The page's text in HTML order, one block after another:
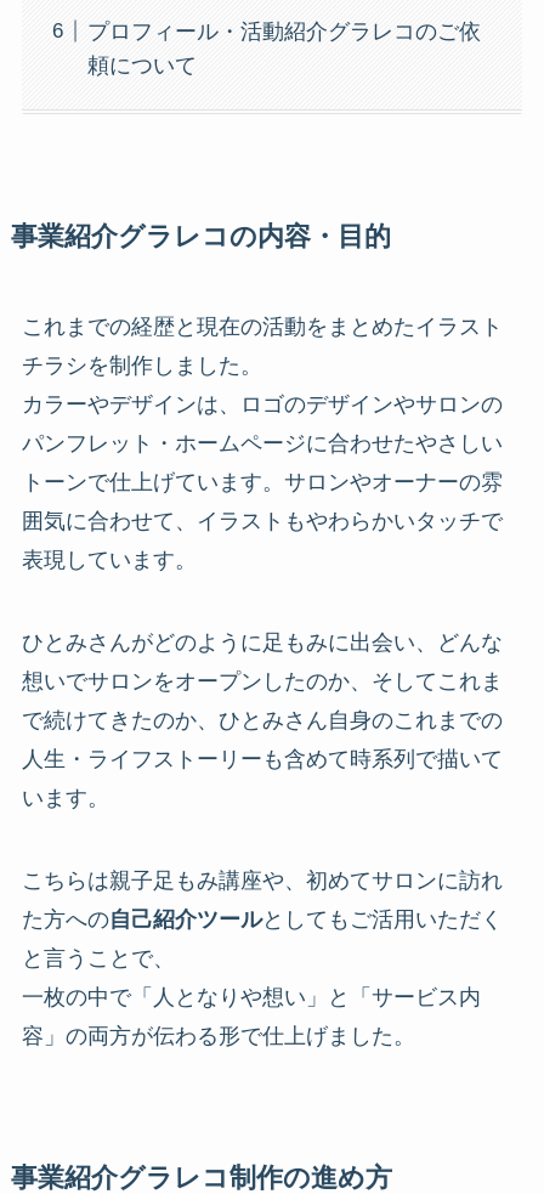
プロフィール・活動紹介グラレコのご依
頼について
事業紹介グラレコの内容・目的
これまでの経歴と現在の活動をまとめたイラスト
チラシを制作しました。
カラーやデザインは、ロゴのデザインやサロンの
パンフレット・ホームページに合わせたやさしい
トーンで仕上げています。サロンやオーナーの雰
囲気に合わせて、イラストもやわらかいタッチで
表現しています。
ひとみさんがどのように足もみに出会い、どんな
想いでサロンをオープンしたのか、そしてこれま
で続けてきたのか、ひとみさん自身のこれまでの
人生・ライフストーリーも含めて時系列で描いて
います。
こちらは親子足もみ講座や、初めてサロンに訪れ
た方への自己紹介ツールとしてもご活用いただく
と言うことで、
一枚の中で「人となりや想い」と「サービス内
容」の両方が伝わる形で仕上げました。
事業紹介グラレコ制作の進め方